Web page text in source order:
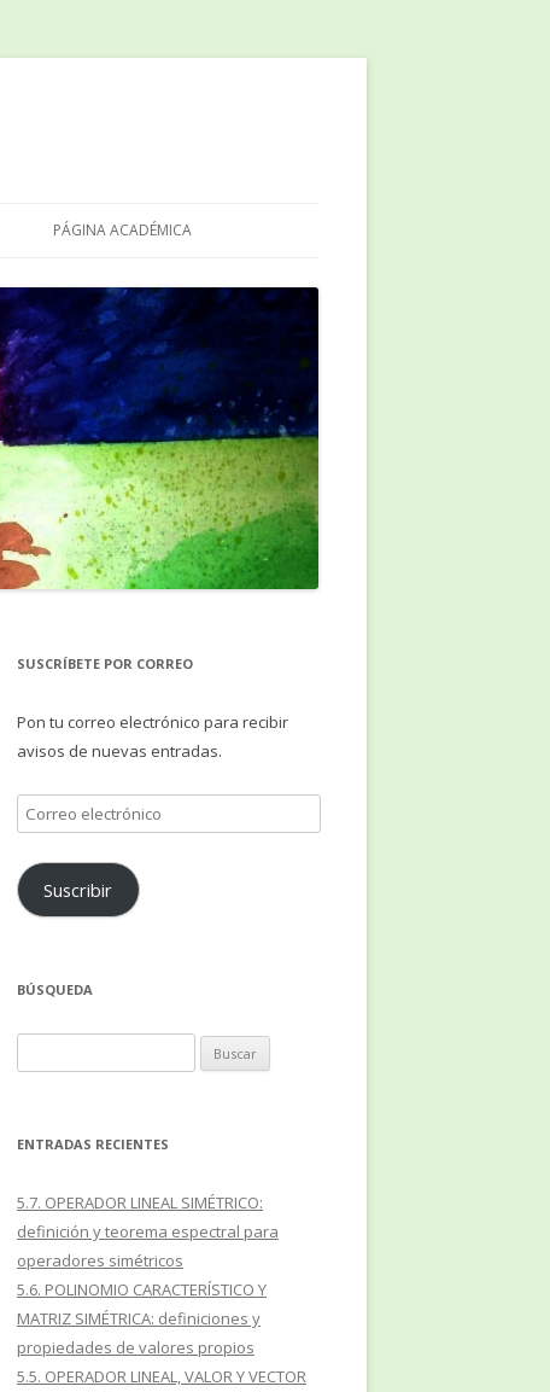
PÁGINA ACADÉMICA
SUSCRÍBETE POR CORREO
Pon tu correo electrónico para recibir
avisos de nuevas entradas.
Correo
electrónico
Suscribir
BÚSQUEDA
ENTRADAS RECIENTES
5.7. OPERADOR LINEAL SIMÉTRICO:
definición y teorema espectral para
operadores simétricos
5.6. POLINOMIO CARACTERÍSTICO Y
MATRIZ SIMÉTRICA: definiciones y
propiedades de valores propios
5.5. OPERADOR LINEAL, VALOR Y VECTOR